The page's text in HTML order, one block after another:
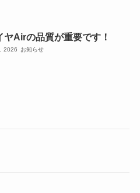
ヤAirの品質が重要です！
2026 お知らせ